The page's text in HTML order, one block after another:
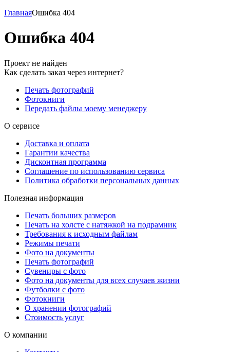
ГлавнаяОшибка 404
Ошибка 404
Проект не найден
Как сделать заказ через интернет?
Печать фотографий
Фотокниги
Передать файлы моему менеджеру
О сервисе
Доставка и оплата
Гарантии качества
Дисконтная программа
Соглашение по использованию сервиса
Политика обработки персональных данных
Полезная информация
Печать больших размеров
Печать на холсте c натяжкой на подрамник
Требования к исходным файлам
Режимы печати
Фото на документы
Печать фотографий
Сувениры с фото
Фото на документы для всех случаев жизни
Футболки с фото
Фотокниги
О хранении фотографий
Стоимость услуг
О компании